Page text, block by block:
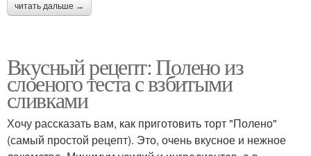
читать дальше →
Вкусный рецепт: Полено из
слоеного теста с взбитыми
сливками
Хочу рассказать вам, как приготовить торт "Полено"
(самый простой рецепт). Это, очень вкусное и нежное